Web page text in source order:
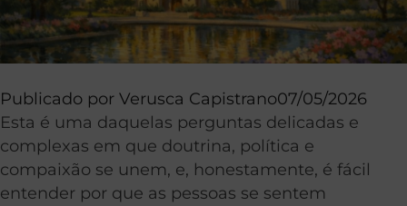
Publicado por Verusca Capistrano07/05/2026
Esta é uma daquelas perguntas delicadas e
complexas em que doutrina, política e
compaixão se unem, e, honestamente, é fácil
entender por que as pessoas se sentem